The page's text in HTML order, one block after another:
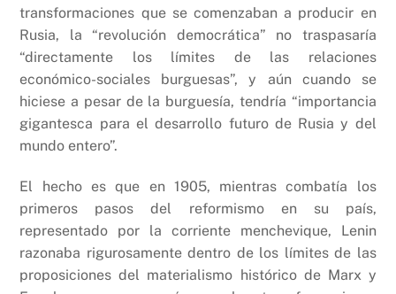
transformaciones que se comenzaban a producir en
Rusia, la “revolución democrática” no traspasaría
“directamente los límites de las relaciones
económico-sociales burguesas”, y aún cuando se
hiciese a pesar de la burguesía, tendría “importancia
gigantesca para el desarrollo futuro de Rusia y del
mundo entero”.
El hecho es que en 1905, mientras combatía los
primeros pasos del reformismo en su país,
representado por la corriente menchevique, Lenin
razonaba rigurosamente dentro de los límites de las
proposiciones del materialismo histórico de Marx y